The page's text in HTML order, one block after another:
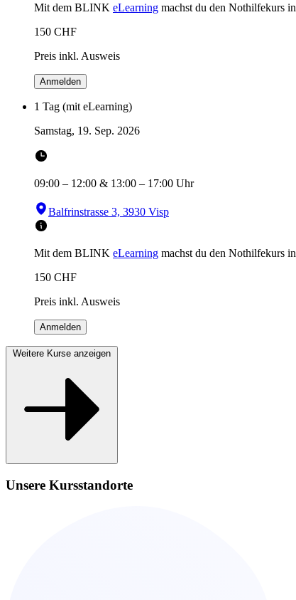
Mit dem BLINK eLearning machst du den Nothilfekurs in
150 CHF
Preis inkl. Ausweis
Anmelden
1 Tag (mit eLearning)
Samstag, 19. Sep. 2026
09:00 – 12:00 & 13:00 – 17:00 Uhr
Balfrinstrasse 3, 3930 Visp
Mit dem BLINK eLearning machst du den Nothilfekurs in
150 CHF
Preis inkl. Ausweis
Anmelden
Weitere Kurse anzeigen
Unsere Kursstandorte